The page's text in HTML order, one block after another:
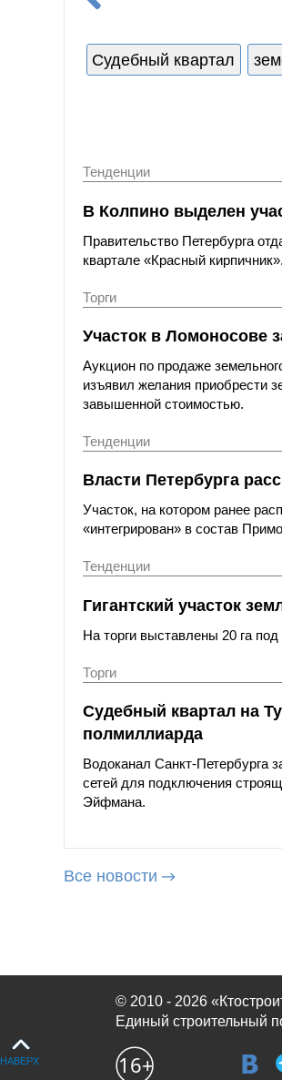
Судебный квартал
Тенденции
В Колпино выделен
Правительство Петербурга
квартале «Красный кирпичник».
Торги
Участок в Ломоносове
Аукцион по продаже
изъявил желания приобрести
завышенной стоимостью.
Тенденции
Власти Петербурга
Участок, на котором ранее
«интегрирован» в состав
Тенденции
Гигантский участок
На торги выставлены 20 га
Торги
Судебный квартал на
полмиллиарда
Водоканал Санкт-Петербурга
сетей для подключения
Эйфмана.
Все новости
© 2010 - 2026
Единый строительный
НАВЕРХ